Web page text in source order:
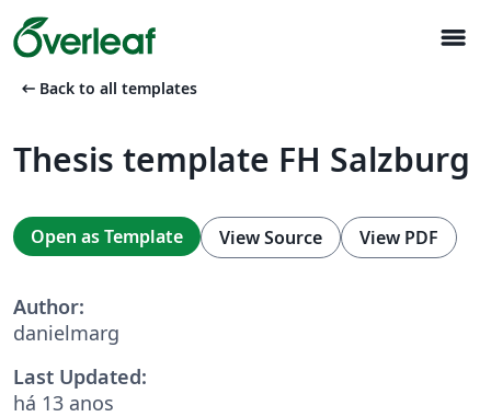
menu
arrow_left_alt Back to all templates
Thesis template FH Salzburg
Open as Template View Source View PDF
Author:
danielmarg
Last Updated:
há 13 anos